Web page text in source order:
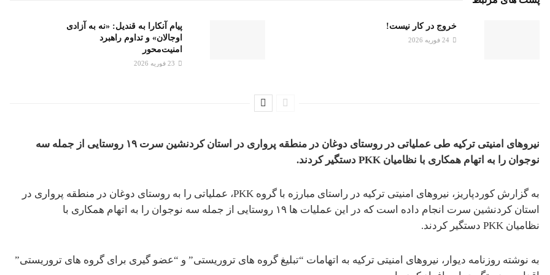
خروج در کار نیست!
پیام آنکارا به قندیل: «نه به آزادی
اوجالان» و تداوم راهبرد
امنیت‌محور
نیروهای امنیتی ترکیه طی عملیاتی در روستای دوغان در منطقه پرواری در استان کردنشین سرت ۱۹ روستایی از جمله سه
نوجوان را به اتهام همکاری با نظامیان PKK دستگیر کردند.
به گزارش کوردپاریز، نیروهای امنیتی ترکیه در راستای مبارزه با گروه PKK، عملیاتی را به روستای دوغان در منطقه پرواری در
استان کردنشین سرت انجام داده است که در این عملیات ها ۱۹ روستایی از جمله سه نوجوان را به اتهام همکاری با
نظامیان PKK دستگیر کردند.
به نوشته روزنامه دیوار، نیروهای امنیتی ترکیه به اتهامات “تبلیغ گروه های تروریستی” و “عضو گیری برای گروه های تروریستی”